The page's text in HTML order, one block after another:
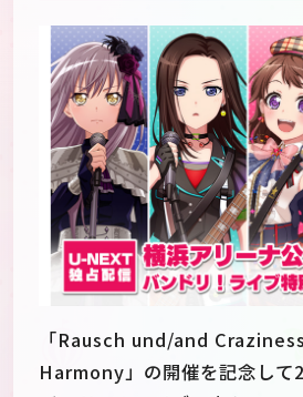
「Rausch und/and
Harmony」の開催を記念して